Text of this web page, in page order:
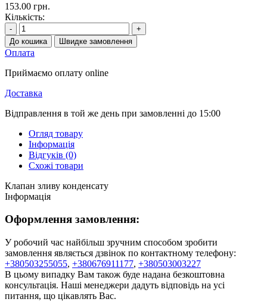
153.00 грн.
Кількість:
-
+
До кошика
Швидке замовлення
Оплата
Приймаємо оплату online
Доставка
Відправлення в той же день при замовленні до 15:00
Огляд товару
Інформація
Відгуків (0)
Схожі товари
Клапан зливу конденсату
Інформація
Оформлення замовлення:
У робочий час найбільш зручним способом зробити
замовлення являється дзвінок по контактному телефону:
+380503255055, +380676911177, +380503003227
В цьому випадку Вам також буде надана безкоштовна
консультація. Наші менеджери дадуть відповідь на усі
питання, що цікавлять Вас.